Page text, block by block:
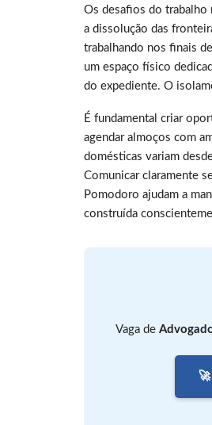
Os desafios do trabalho
a dissolução das
trabalhando nos finais
um espaço físico
do expediente. O
É fundamental criar
agendar almoços com
domésticas variam
Comunicar claramente
Pomodoro ajudam a
construída
Vaga de